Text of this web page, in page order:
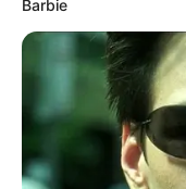
Barbie